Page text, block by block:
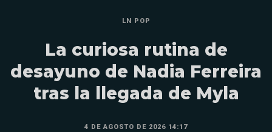
LN POP
La curiosa rutina de
desayuno de Nadia Ferreira
tras la llegada de Myla
4 DE AGOSTO DE 2026 14:17